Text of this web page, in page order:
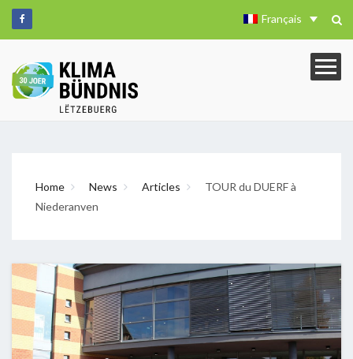
Français
Home News Articles
TOUR du DUERF à
Niederanven